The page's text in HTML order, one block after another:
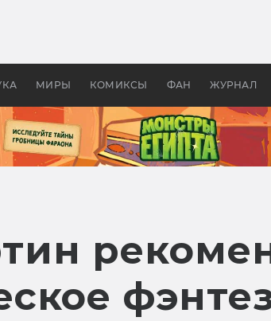
МИРЫ КОМИКСЫ ФАН ЖУРНАЛ
в России —
бы